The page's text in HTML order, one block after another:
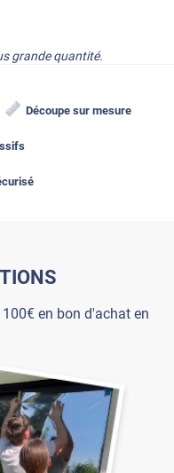
grande quantité.
Découpe sur mesure
en bon d'achat en